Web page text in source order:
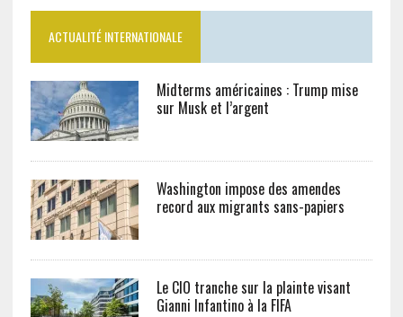
ACTUALITÉ INTERNATIONALE
Midterms américaines : Trump mise
sur Musk et l’argent
Washington impose des amendes
record aux migrants sans-papiers
Le CIO tranche sur la plainte visant
Gianni Infantino à la FIFA